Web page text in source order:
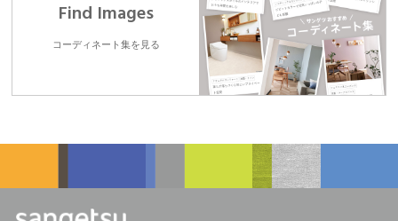
Find Images
コーディネート集を見る